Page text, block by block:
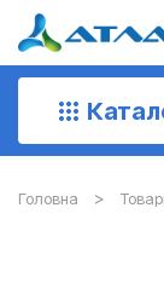
Головна